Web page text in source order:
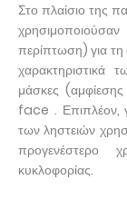
Στο πλαίσιο της
περίπτωση) για τη
μάσκες
face . Επιπλέον,
των ληστειών
προγενέστερο
κυκλοφορίας.